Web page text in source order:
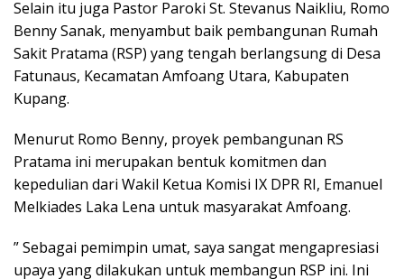
Selain itu juga Pastor Paroki St. Stevanus Naikliu, Romo
Benny Sanak, menyambut baik pembangunan Rumah
Sakit Pratama (RSP) yang tengah berlangsung di Desa
Fatunaus, Kecamatan Amfoang Utara, Kabupaten
Kupang.
Menurut Romo Benny, proyek pembangunan RS
Pratama ini merupakan bentuk komitmen dan
kepedulian dari Wakil Ketua Komisi IX DPR RI, Emanuel
Melkiades Laka Lena untuk masyarakat Amfoang.
” Sebagai pemimpin umat, saya sangat mengapresiasi
upaya yang dilakukan untuk membangun RSP ini. Ini